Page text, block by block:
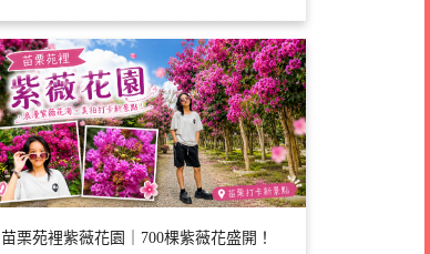
苗栗苑裡紫薇花園｜700棵紫薇花盛開！